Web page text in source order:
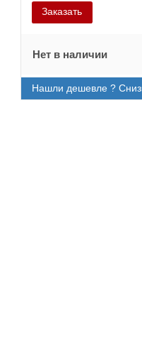
Заказать
Нет в наличии
Нашли дешевле ?